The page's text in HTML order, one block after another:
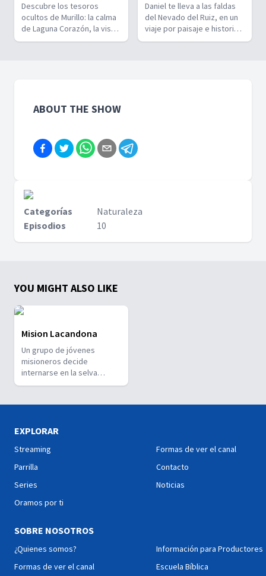
Descubre los tesoros
ocultos de Murillo: la calma
de Laguna Corazón, la vista
de la Cascada de Los 7
Daniel te lleva a las faldas
del Nevado del Ruiz, en un
viaje por paisaje e historia
que desciende por aguas
ABOUT THE SHOW
Categorías
Naturaleza
Episodios
10
YOU MIGHT ALSO LIKE
Mision Lacandona
Un grupo de jóvenes
misioneros decide
internarse en la selva
Lacandona para convivir
indígenas descendientes
su cultura. ¿La excusa?
verdadera razón? Llevar un
mensaje de esperanza y
transformadora tanto para
de la comunidad que los
trayecto de emociones que
EXPLORAR
Streaming
Parrilla
Series
Oramos por ti
Formas de ver el canal
Contacto
Noticias
SOBRE NOSOTROS
¿Quienes somos?
Formas de ver el canal
Información para Productores
Escuela Bíblica